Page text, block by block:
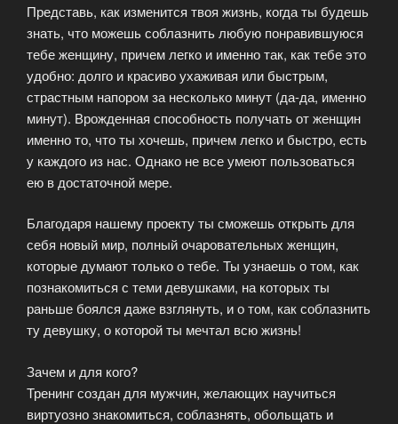
Представь, как изменится твоя жизнь, когда ты будешь
знать, что можешь соблазнить любую понравившуюся
тебе женщину, причем легко и именно так, как тебе это
удобно: долго и красиво ухаживая или быстрым,
страстным напором за несколько минут (да-да, именно
минут). Врожденная способность получать от женщин
именно то, что ты хочешь, причем легко и быстро, есть
у каждого из нас. Однако не все умеют пользоваться
ею в достаточной мере.
Благодаря нашему проекту ты сможешь открыть для
себя новый мир, полный очаровательных женщин,
которые думают только о тебе. Ты узнаешь о том, как
познакомиться с теми девушками, на которых ты
раньше боялся даже взглянуть, и о том, как соблазнить
ту девушку, о которой ты мечтал всю жизнь!
Зачем и для кого?
Тренинг создан для мужчин, желающих научиться
виртуозно знакомиться, соблазнять, обольщать и